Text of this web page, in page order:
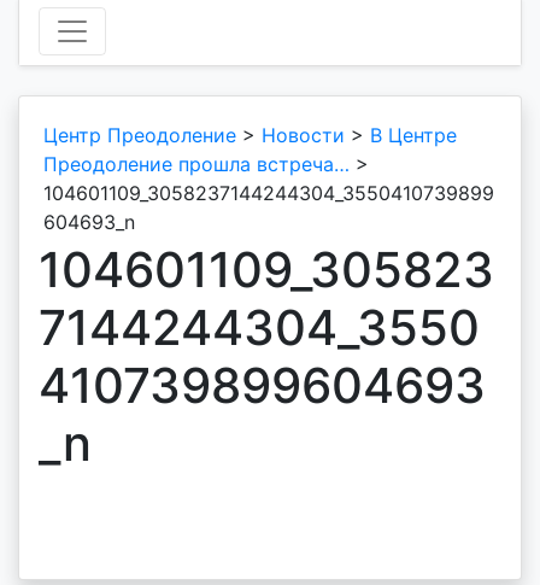
Центр Преодоление > Новости > В Центре
Преодоление прошла встреча… >
104601109_3058237144244304_3550410739899
604693_n
104601109_305823
7144244304_3550
410739899604693
_n